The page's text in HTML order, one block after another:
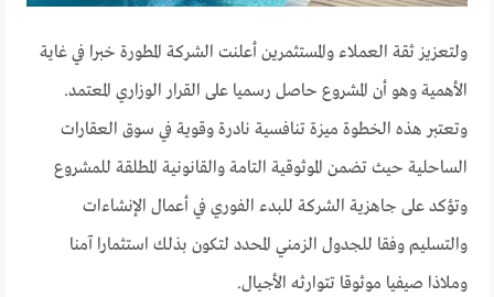
ولتعزيز ثقة العملاء والمستثمرين أعلنت الشركة المطورة خبرا في غاية
الأهمية وهو أن المشروع حاصل رسميا على القرار الوزاري المعتمد.
وتعتبر هذه الخطوة ميزة تنافسية نادرة وقوية في سوق العقارات
الساحلية حيث تضمن الموثوقية التامة والقانونية المطلقة للمشروع
وتؤكد على جاهزية الشركة للبدء الفوري في أعمال الإنشاءات
والتسليم وفقا للجدول الزمني المحدد لتكون بذلك استثمارا آمنا
وملاذا صيفيا موثوقا تتوارثه الأجيال.